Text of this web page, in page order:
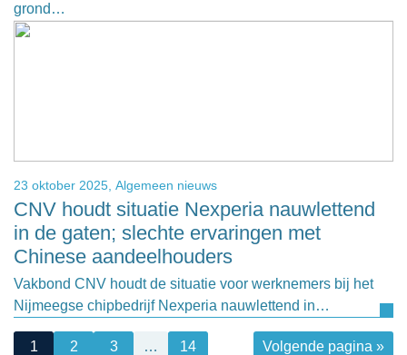
grond…
23 oktober 2025, Algemeen nieuws
CNV houdt situatie Nexperia nauwlettend
in de gaten; slechte ervaringen met
Chinese aandeelhouders
Vakbond CNV houdt de situatie voor werknemers bij het
Nijmeegse chipbedrijf Nexperia nauwlettend in…
1 2 3 … 14 Volgende pagina »